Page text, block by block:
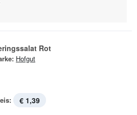
Rot
Hofgut
€ 1,39